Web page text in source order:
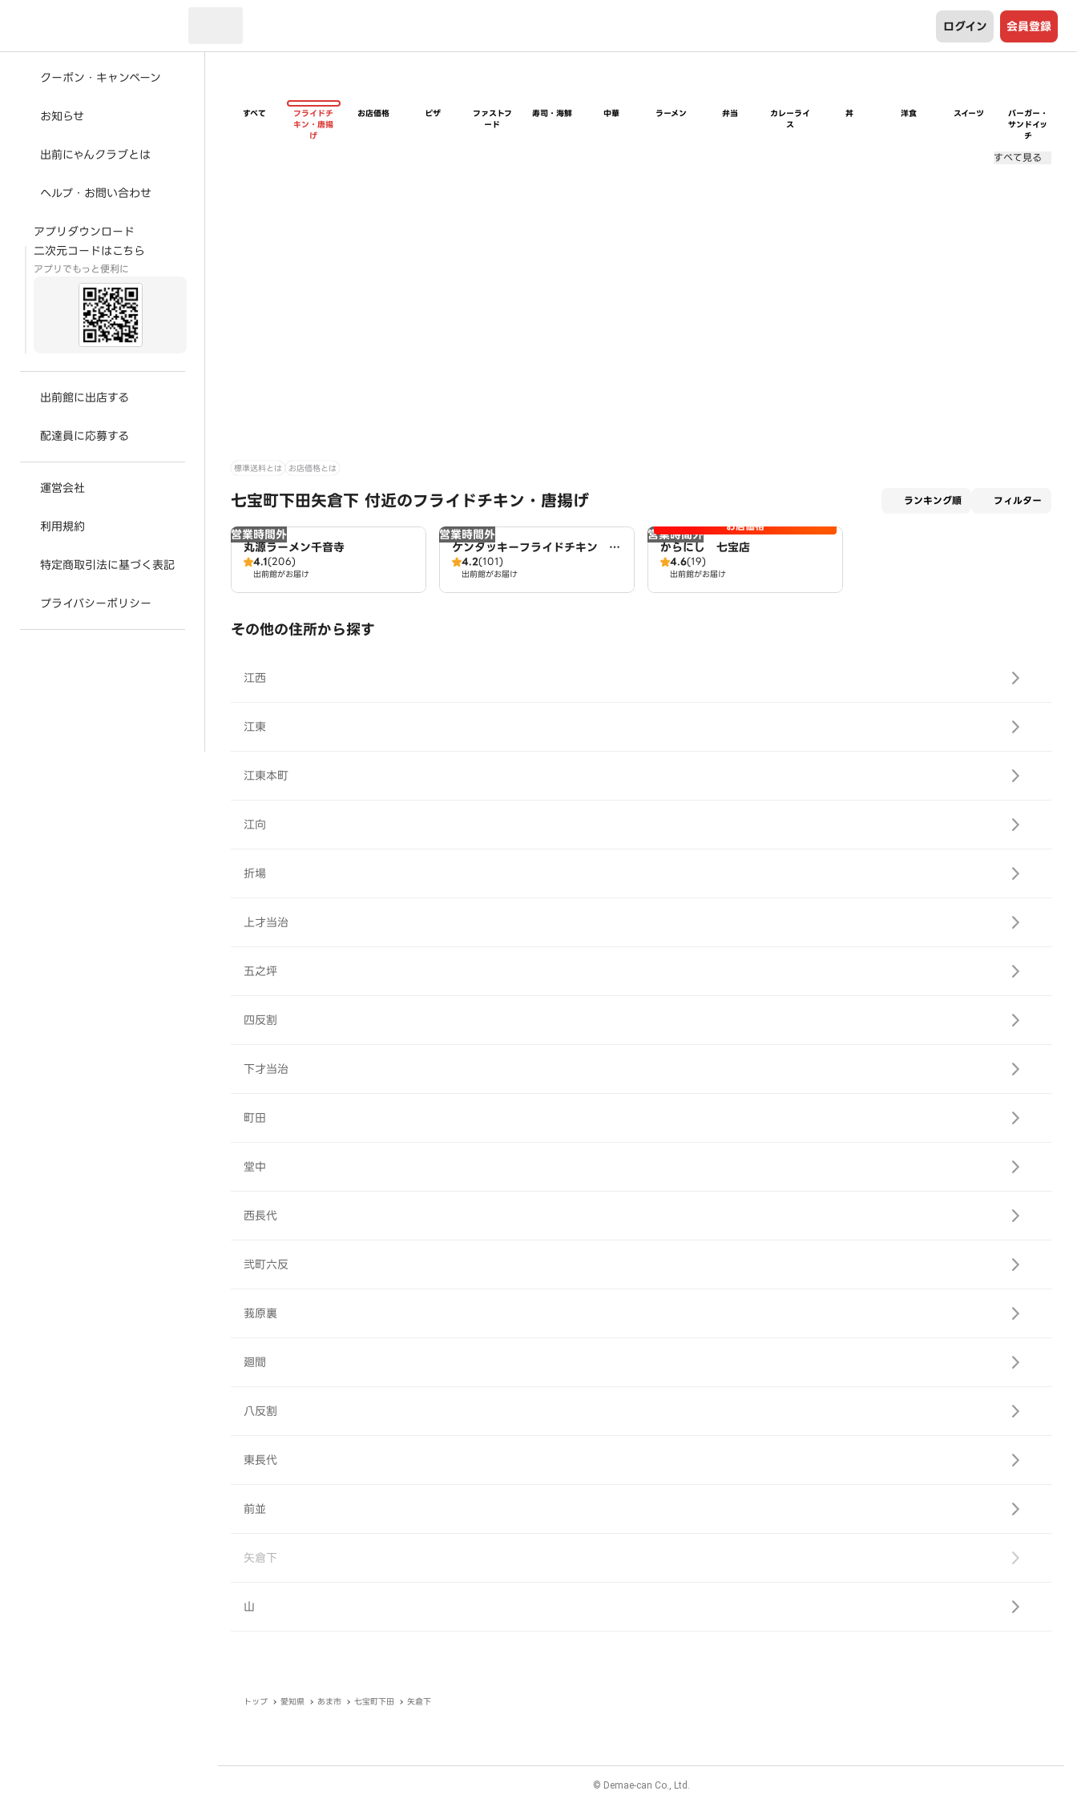
ログイン 会員登録
クーポン・キャンペーン
お知らせ
出前にゃんクラブとは
ヘルプ・お問い合わせ
アプリダウンロード
二次元コードはこちら
アプリでもっと便利に
出前館に出店する
配達員に応募する
運営会社
利用規約
特定商取引法に基づく表記
プライバシーポリシー
すべて
フライドチ
キン・唐揚
げ
お店価格 ピザ
ファストフ
ード
寿司・海鮮 中華 ラーメン 弁当
カレーライ
ス
丼 洋食 スイーツ
バーガー・
サンドイッ
チ
すべて見る
標準送料とは お店価格とは
七宝町下田矢倉下 付近のフライドチキン・唐揚げ ランキング順 フィルター
営業時間外
丸源ラーメン千音寺
4.1(206)
出前館がお届け
営業時間外
ケンタッキーフライドチキン ア
ズパーク千音寺店
4.2(101)
出前館がお届け
営業時間外 お店価格
からにし 七宝店
4.6(19)
出前館がお届け
その他の住所から探す
江西
江東
江東本町
江向
折場
上才当治
五之坪
四反割
下才当治
町田
堂中
西長代
弐町六反
莪原裏
廻間
八反割
東長代
前並
矢倉下
山
トップ 愛知県 あま市 七宝町下田 矢倉下
© Demae-can Co., Ltd.